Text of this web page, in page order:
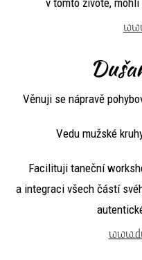
Věnuji se nápravě
Vedu mužské
Facilituji taneční
a integraci všech částí